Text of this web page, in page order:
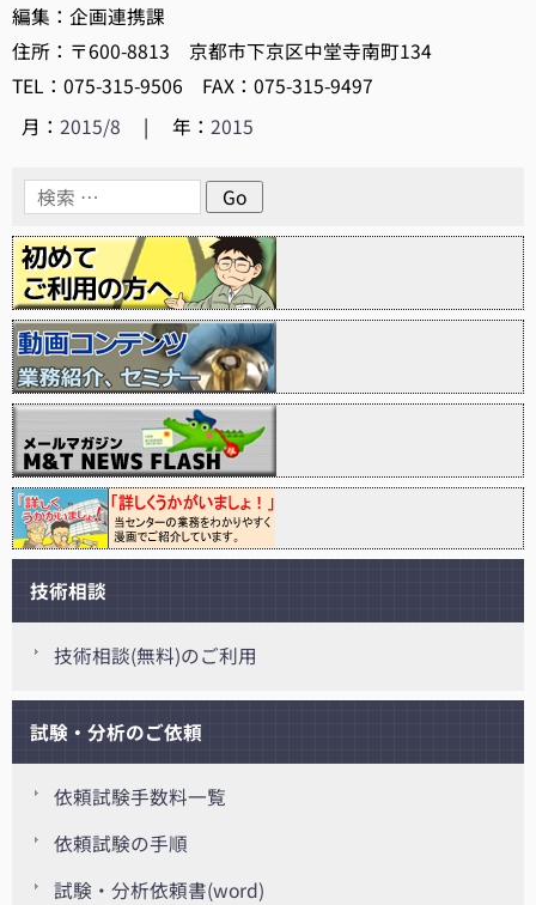
編集：企画連携課
住所：〒600-8813 京都市下京区中堂寺南町134
TEL：075-315-9506 FAX：075-315-9497
月： 2015/8 | 年：2015
技術相談
技術相談(無料)のご利用
試験・分析のご依頼
依頼試験手数料一覧
依頼試験の手順
試験・分析依頼書(word)